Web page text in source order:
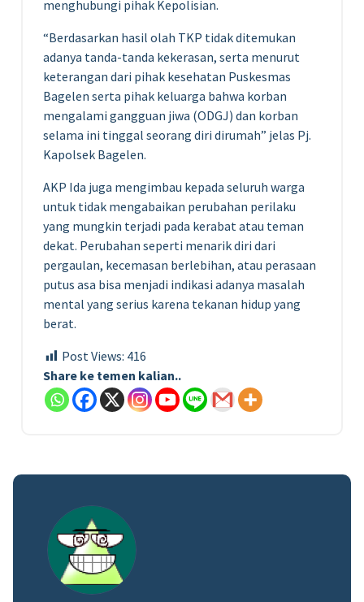
menghubungi pihak Kepolisian.
“Berdasarkan hasil olah TKP tidak ditemukan
adanya tanda-tanda kekerasan, serta menurut
keterangan dari pihak kesehatan Puskesmas
Bagelen serta pihak keluarga bahwa korban
mengalami gangguan jiwa (ODGJ) dan korban
selama ini tinggal seorang diri dirumah” jelas Pj.
Kapolsek Bagelen.
AKP Ida juga mengimbau kepada seluruh warga
untuk tidak mengabaikan perubahan perilaku
yang mungkin terjadi pada kerabat atau teman
dekat. Perubahan seperti menarik diri dari
pergaulan, kecemasan berlebihan, atau perasaan
putus asa bisa menjadi indikasi adanya masalah
mental yang serius karena tekanan hidup yang
berat.
Post Views: 416
Share ke temen kalian..